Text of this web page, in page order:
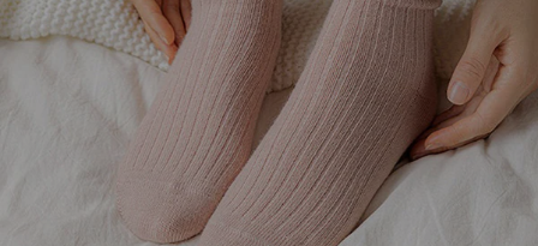
여름 잠옷 장마템 기획전 오늘출발